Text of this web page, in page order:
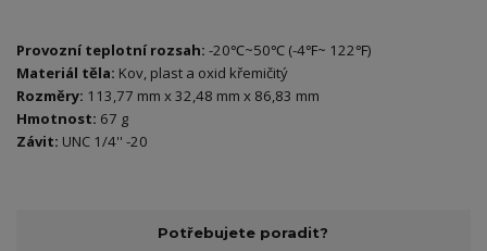
Provozní teplotní rozsah: -20℃~50℃ (-4℉~ 122℉)
Materiál těla: Kov, plast a oxid křemičitý
Rozměry: 113,77 mm x 32,48 mm x 86,83 mm
Hmotnost: 67 g
Závit: UNC 1/4'' -20
Potřebujete poradit?